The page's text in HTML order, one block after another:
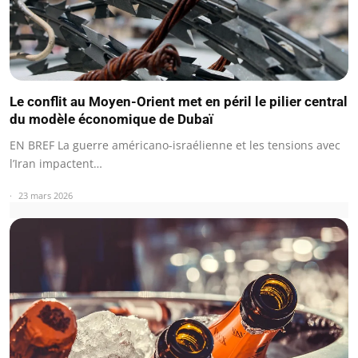
Le conflit au Moyen-Orient met en péril le pilier central
du modèle économique de Dubaï
EN BREF La guerre américano-israélienne et les tensions avec
l’Iran impactent…
23 mars 2026